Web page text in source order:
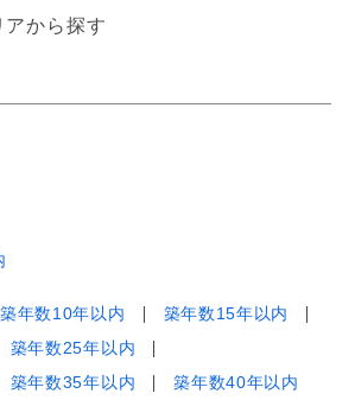
アから探す
築年数10年以内
築年数15年以内
築年数25年以内
築年数35年以内 築年数40年以内